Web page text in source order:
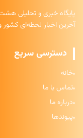
پایگاه خبری و تحلیلی
آخرین اخبار لحظه‌ای کشور
دسترسی سریع
خانه
تماس با ما
درباره ما
پیوندها